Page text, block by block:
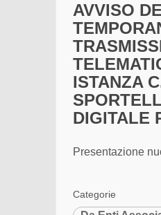
AVVISO
ISTANZA
DIGITALE
Presentazione
Categorie